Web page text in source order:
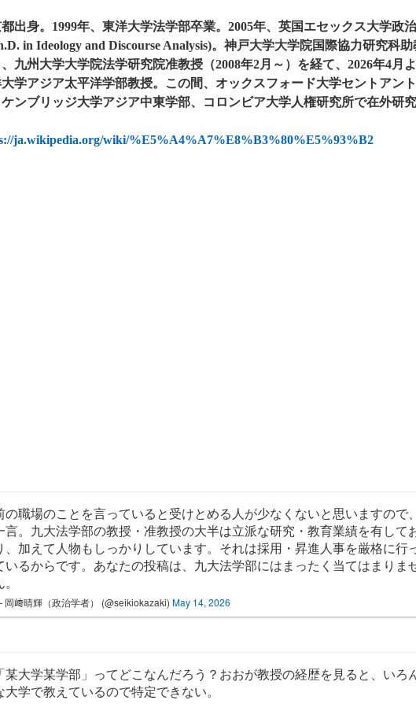
出身。1999年、東洋大学法学部卒業。2005年、英国エセックス大学政
in Ideology and Discourse Analysis)。神戸大学大学院国際協力研究科助
、九州大学大学院法学研究院准教授（2008年2月～）を経て、2026年4月
学アジア太平洋学部教授。この間、オックスフォード大学セントアン
ンブリッジ大学アジア中東学部、コロンビア大学人権研究所で在外研究
ja.wikipedia.org/wiki/%E5%A4%A7%E8%B3%80%E5%93%B2
の職場のことを言っていると受けとめる人が少なくないと思いますので、
言。九大法学部の教授・准教授の大半は立派な研究・教育業績を有して
、加えて人物もしっかりしています。それは採用・昇進人事を厳格に行
いるからです。あなたの投稿は、九大法学部にはまったく当てはまりま
﨑晴輝（政治学者） (@seikiokazaki) May 14, 2026
「某大学某学部」ってどこなんだろう？おおが教授の経歴を見ると、いろ
大学で教えているので特定できない。